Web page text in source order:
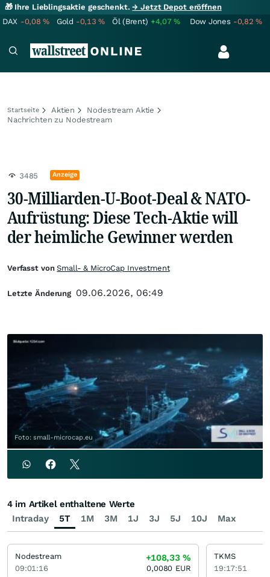
🎁 Ihre Lieblingsaktie geschenkt.→ Jetzt Depot eröffnen
DAX -0,08% Gold -0,13% Öl (Brent) +4,07% Dow Jones -0,82%
Startseite Aktien
Nodestream Aktie
Nachrichten zu Nodestream
3485 Anzeige
30-Milliarden-U-Boot-Deal & NATO-
Aufrüstung: Diese Tech-Aktie will
der heimliche Gewinner werden
Foto: small-microcap.eu
Verfasst vonSmall- & MicroCap Investment
Letzte Änderung 09.06.2026, 06:49
Intraday 5T 1M 3M 1J 3J 5J 10J Max
4 im Artikel enthaltene Werte
Nodestream
09:01:16
+108,33%
0,0080 EUR
TKMS
19:17:51